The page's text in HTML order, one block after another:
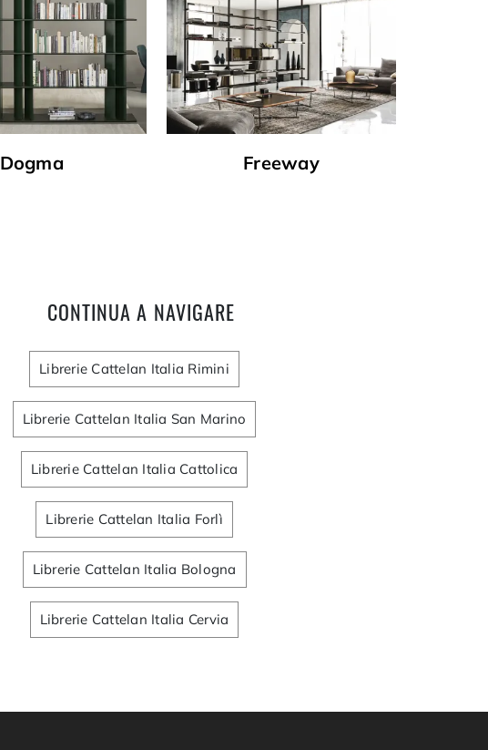
Dogma Freeway
CONTINUA A NAVIGARE
Librerie Cattelan Italia Rimini
Librerie Cattelan Italia San Marino
Librerie Cattelan Italia Cattolica
Librerie Cattelan Italia Forlì
Librerie Cattelan Italia Bologna
Librerie Cattelan Italia Cervia